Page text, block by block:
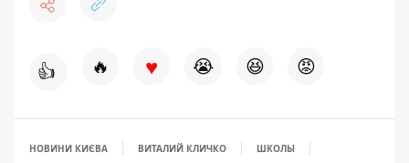
👍 🔥 ♥ 😭 😆 😡
НОВИНИ КИЄВА ВИТАЛИЙ КЛИЧКО
ШКОЛЫ